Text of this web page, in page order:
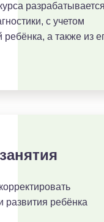
с учетом
а также из
развития ребёнка